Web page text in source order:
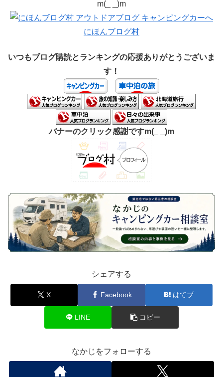
m(_ _)m
にほんブログ村
いつもブログ購読とランキングの応援ありがとうございま
す！
バナーのクリック感謝ですm(_ _)m
シェアする
X Facebook はてブ
LINE コピー
なかじをフォローする